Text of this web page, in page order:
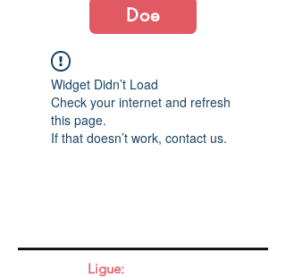
Doe
Widget Didn’t Load
Check your internet and refresh
this page.
If that doesn’t work, contact us.
Ligue: